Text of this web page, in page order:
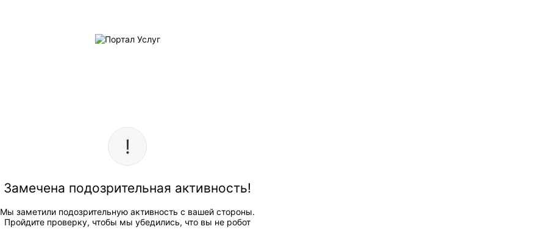
Замечена подозрительная активность!
Мы заметили подозрительную активность с вашей стороны.
Пройдите проверку, чтобы мы убедились, что вы не робот